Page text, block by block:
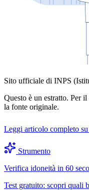
Sito ufficiale di INPS
Questo è un estratto. Per
la fonte originale.
Leggi articolo completo su
Strumento
Verifica idoneità in 60
Test gratuito: scopri quali